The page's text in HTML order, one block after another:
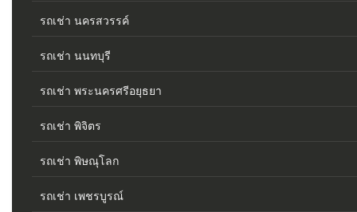
รถเช่า นครสวรรค์
รถเช่า นนทบุรี
รถเช่า พระนครศรีอยุธยา
รถเช่า พิจิตร
รถเช่า พิษณุโลก
รถเช่า เพชรบูรณ์